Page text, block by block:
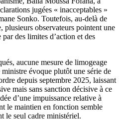
jugées « inacceptables »
Sonko. Toutefois, au-delà de
observateurs pointent une
des limites d’action et des
aucune mesure de limogeage
évoque plutôt une série de
depuis septembre 2025, laissant
mais sans sanction décisive à ce
d’une impuissance relative à
le maintien en fonction semble
le seul cadre ministériel.